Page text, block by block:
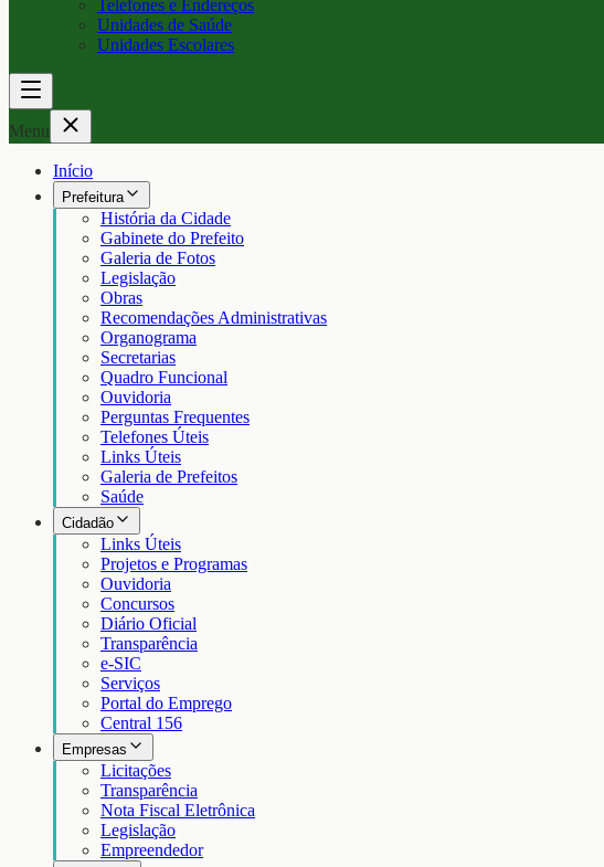
Telefones e Endereços
Unidades de Saúde
Unidades Escolares
Menu
Início
Prefeitura
História da Cidade
Gabinete do Prefeito
Galeria de Fotos
Legislação
Obras
Recomendações Administrativas
Organograma
Secretarias
Quadro Funcional
Ouvidoria
Perguntas Frequentes
Telefones Úteis
Links Úteis
Galeria de Prefeitos
Saúde
Cidadão
Links Úteis
Projetos e Programas
Ouvidoria
Concursos
Diário Oficial
Transparência
e-SIC
Serviços
Portal do Emprego
Central 156
Empresas
Licitações
Transparência
Nota Fiscal Eletrônica
Legislação
Empreendedor